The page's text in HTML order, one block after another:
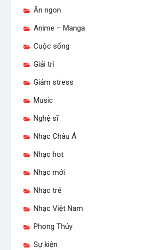
Ăn ngon
Anime – Manga
Cuộc sống
Giải trí
Giảm stress
Music
Nghệ sĩ
Nhạc Châu Á
Nhạc hot
Nhạc mới
Nhạc trẻ
Nhạc Việt Nam
Phong Thủy
Sự kiện